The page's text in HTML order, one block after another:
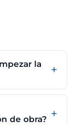
la
de obra?